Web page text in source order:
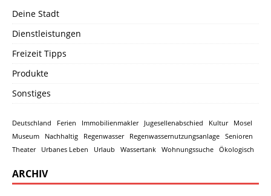
Deine Stadt
Dienstleistungen
Freizeit Tipps
Produkte
Sonstiges
Deutschland Ferien Immobilienmakler Jugesellenabschied Kultur
Mosel
Museum
Nachhaltig Regenwasser Regenwassernutzungsanlage
Senioren
Theater
Urbanes Leben Urlaub Wassertank Wohnungssuche Ökologisch
ARCHIV